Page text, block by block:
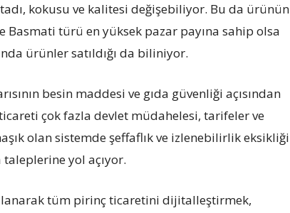
kokusu ve kalitesi değişebiliyor. Bu da ürünün
Basmati türü en yüksek pazar payına sahip olsa
ürünler satıldığı da biliniyor.
besin maddesi ve gıda güvenliği açısından
çok fazla devlet müdahelesi, tarifeler ve
olan sistemde şeffaflık ve izlenebilirlik eksikliği
yol açıyor.
tüm pirinç ticaretini dijitalleştirmek,